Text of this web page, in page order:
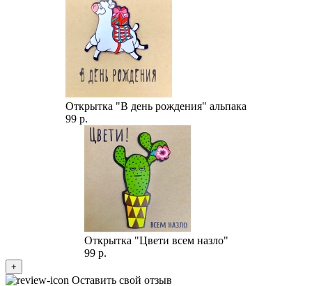
Открытка "В день рождения" альпака
99 р.
Открытка "Цвети всем назло"
99 р.
+
Оставить свой отзыв